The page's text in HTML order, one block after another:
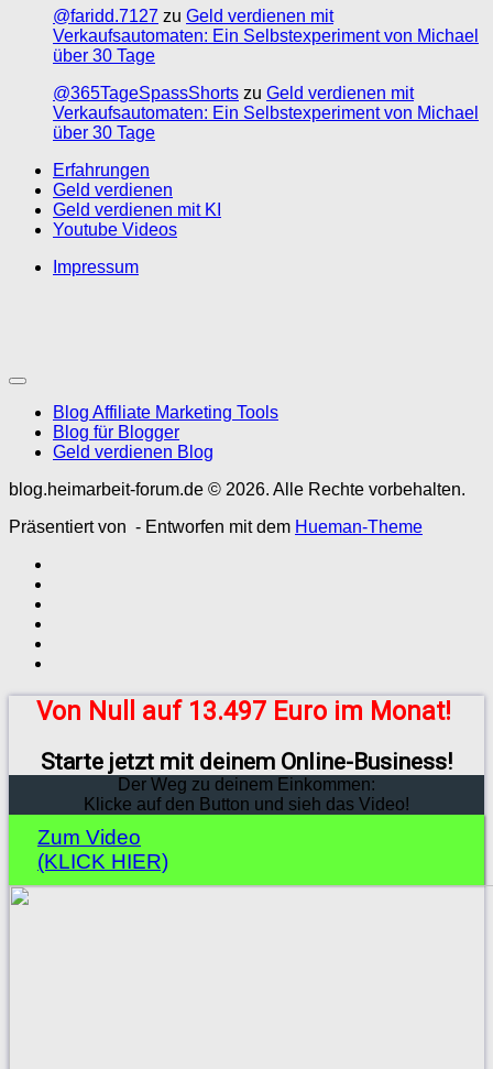
@faridd.7127 zu Geld verdienen mit
Verkaufsautomaten: Ein Selbstexperiment von Michael
über 30 Tage
@365TageSpassShorts zu Geld verdienen mit
Verkaufsautomaten: Ein Selbstexperiment von Michael
über 30 Tage
Erfahrungen
Geld verdienen
Geld verdienen mit KI
Youtube Videos
Impressum
Blog Affiliate Marketing Tools
Blog für Blogger
Geld verdienen Blog
blog.heimarbeit-forum.de © 2026. Alle Rechte vorbehalten.
Präsentiert von - Entworfen mit dem Hueman-Theme
Von Null auf 13.497 Euro im Monat!
Starte jetzt mit deinem Online-Business!
Der Weg zu deinem Einkommen:
Klicke auf den Button und sieh das Video!
Zum Video
(KLICK HIER)